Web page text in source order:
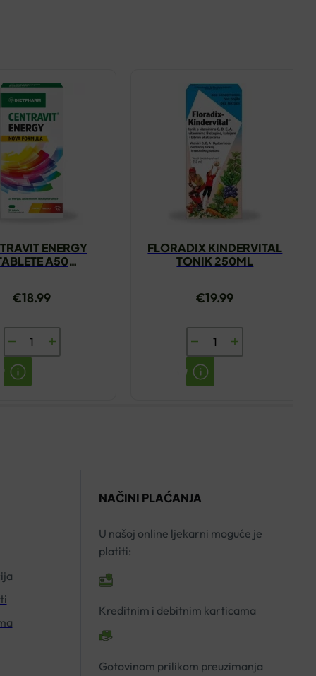
ENERGY
A50
€18.99
CENTRAVIT
ENERGY
TABLETE
FLORADIX KINDERVITAL
TONIK 250ML
€19.99
FLORADIX
KINDERVITAL
TONIK
NAČINI PLAĆANJA
U našoj online ljekarni moguće je
platiti:
Kreditnim i debitnim karticama
Gotovinom prilikom preuzimanja